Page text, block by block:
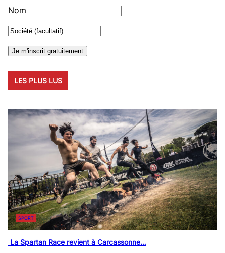
Nom
LES PLUS LUS
SPORT
La Spartan Race revient à Carcassonne…